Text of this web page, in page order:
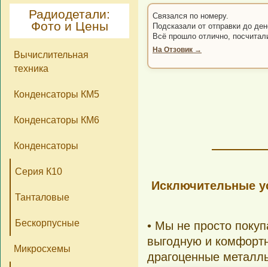
Связался по номеру.
Подсказали от отправки до
Всё прошло отлично,
На Отзовик →
Исключительные
• Мы не просто
выгодную и
драгоценные
Радиодетали:
Фото и Цены
Вычислительная
техника
Конденсаторы КМ5
Конденсаторы КМ6
Конденсаторы
Серия К10
Танталовые
Бескорпусные
Микросхемы